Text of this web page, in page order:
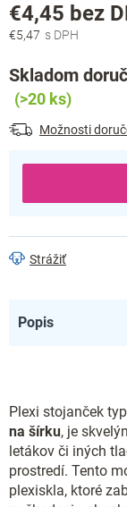
€5,47
€4,45 bez
Jednotková
Skladom
(>20 ks)
Možnosti
Strážiť
Popis
Plexi stojanček
na šírku, je
letákov či iných
prostredí. Tento
plexiskla, ktoré